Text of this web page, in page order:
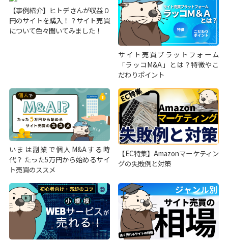
【事例紹介】ヒトデさんが収益０
円のサイトを購入！？サイト売買
について色々聞いてみました！
サイト売買プラットフォーム
「ラッコM&A」とは？特徴やこ
だわりポイント
いまは副業で個人M&Aする時
代？ たった5万円から始めるサイ
ト売買のススメ
【EC特集】Amazonマーケティン
グの失敗例と対策